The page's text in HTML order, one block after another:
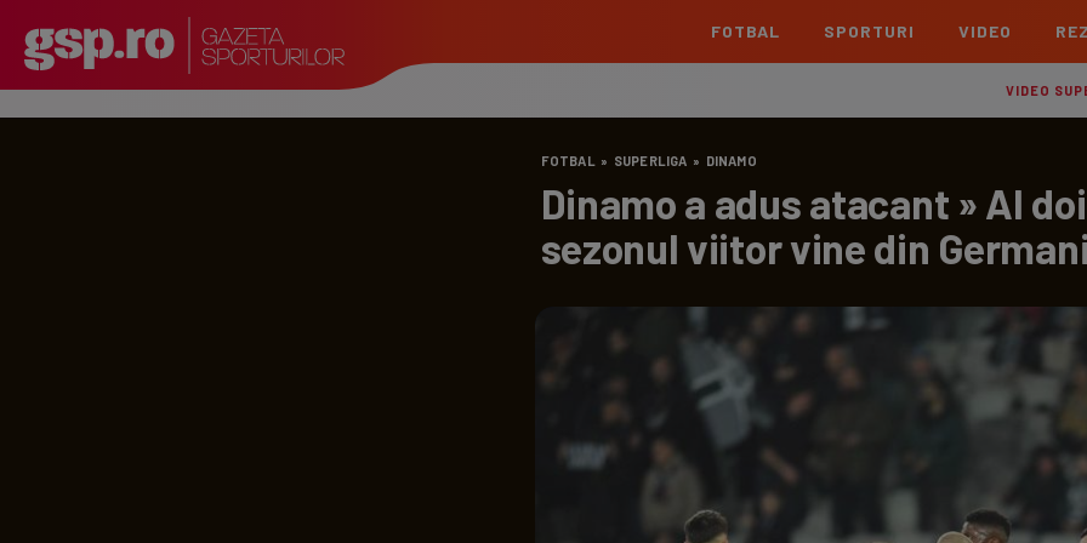
FOTBAL
Liga 2
Echipe Clasament
Echipe Meciuri
TOATE ȘTIRILE
Echipe
Echipe
Echipe
SPORTURI VIDEO
VIDEO
FOTBAL » SUPERLIGA » DINAMO
Dinamo a adus atacant » Al
sezonul viitor vine din